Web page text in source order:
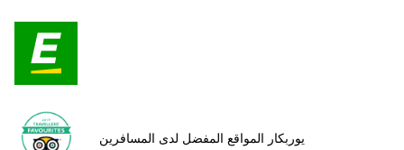
يوربكار المواقع المفضل لدى المسافرين